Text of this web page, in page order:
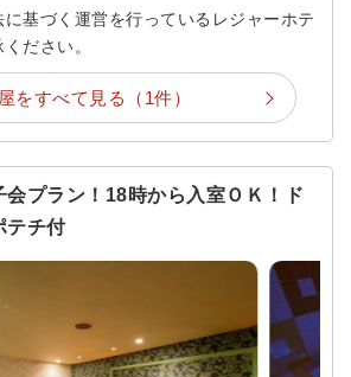
に基づく運営を行っているレジャーホテ
ださい。
をすべて見る（1件）
会プラン！18時から入室ＯＫ！ド
テチ付